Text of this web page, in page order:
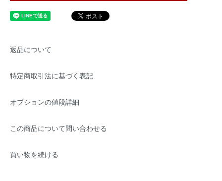
返品について
特定商取引法に基づく表記
オプションの値段詳細
この商品について問い合わせる
買い物を続ける